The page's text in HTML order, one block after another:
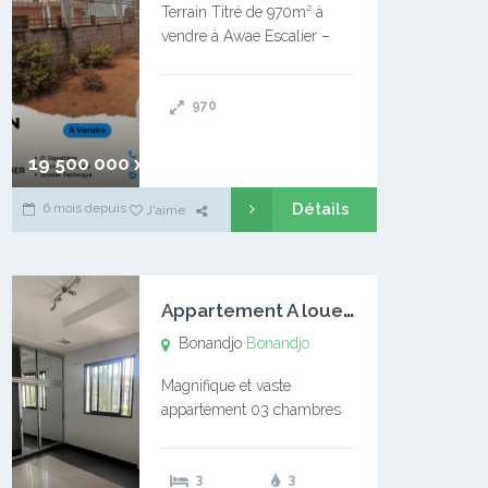
19 500 000 xaf
Terrain Titré de 970m² à
vendre à Awae Escalier –
l’Université Catholique –
970
6 mois depuis J'aime Détails
A
ppartement A louer Bonandjo
Bonandjo Bonandjo
Magnifique et vaste
appartement 03 chambres
douches 01 vaste salon 01
3 3